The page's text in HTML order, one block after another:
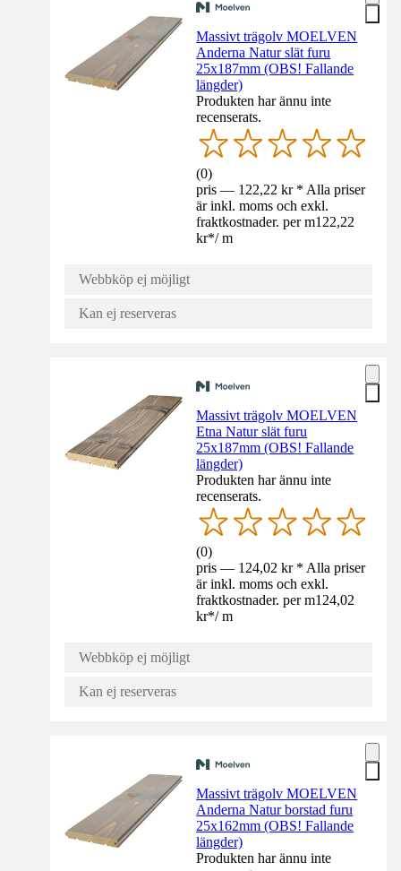
Massivt trägolv MOELVEN
Anderna Natur slät furu
25x187mm (OBS! Fallande
längder)
Produkten har ännu inte
recenserats.
(0)
pris — 122,22 kr * Alla priser
är inkl. moms och exkl.
fraktkostnader. per m122,22
kr*/ m
Webbköp ej möjligt
Kan ej reserveras
Massivt trägolv MOELVEN
Etna Natur slät furu
25x187mm (OBS! Fallande
längder)
Produkten har ännu inte
recenserats.
(0)
pris — 124,02 kr * Alla priser
är inkl. moms och exkl.
fraktkostnader. per m124,02
kr*/ m
Webbköp ej möjligt
Kan ej reserveras
Massivt trägolv MOELVEN
Anderna Natur borstad furu
25x162mm (OBS! Fallande
längder)
Produkten har ännu inte